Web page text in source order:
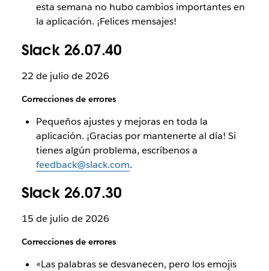
esta semana no hubo cambios importantes en
la aplicación. ¡Felices mensajes!
Slack 26.07.40
22 de julio de 2026
Correcciones de errores
Pequeños ajustes y mejoras en toda la
aplicación. ¡Gracias por mantenerte al día! Si
tienes algún problema, escríbenos a
feedback@slack.com.
Slack 26.07.30
15 de julio de 2026
Correcciones de errores
«Las palabras se desvanecen, pero los emojis